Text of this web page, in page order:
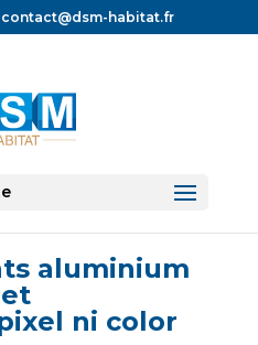
contact@dsm-habitat.fr
aluminium
ni color